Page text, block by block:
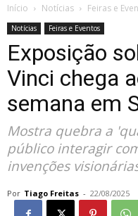
Início Notícias Feiras e
Notícias Feiras e Eventos
Exposição
Vinci chega
semana em
Mostra quebra a
público interagir
invenções
Por Tiago Freitas - 22/08/2025